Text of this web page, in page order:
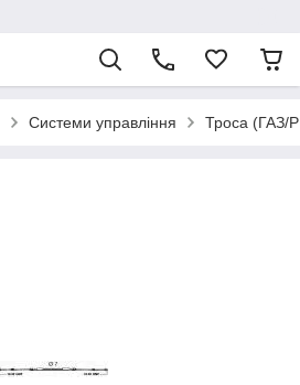
Системи управління Троса (ГАЗ/